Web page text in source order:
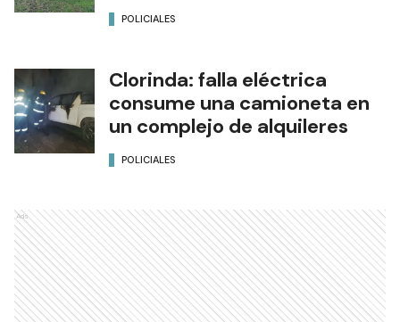
POLICIALES
Clorinda: falla eléctrica
consume una camioneta en
un complejo de alquileres
POLICIALES
Ads